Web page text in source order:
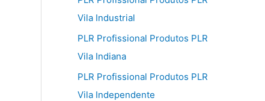
Vila Industrial
PLR Profissional Produtos PLR
Vila Indiana
PLR Profissional Produtos PLR
Vila Independente